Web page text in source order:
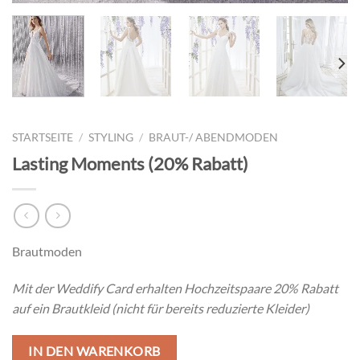
STARTSEITE / STYLING / BRAUT-/ ABENDMODEN
Lasting Moments (20% Rabatt)
Brautmoden
Mit der Weddify Card erhalten Hochzeitspaare 20% Rabatt
auf ein Brautkleid (nicht für bereits reduzierte Kleider)
IN DEN WARENKORB